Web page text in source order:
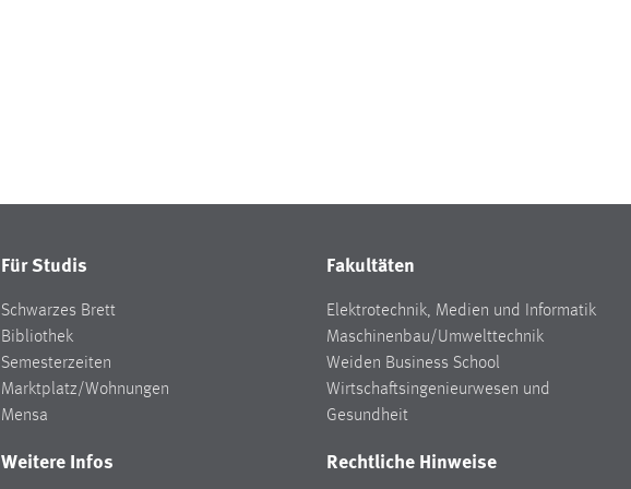
Für Studis
Schwarzes Brett
Bibliothek
Semesterzeiten
Marktplatz/Wohnungen
Mensa
Fakultäten
Elektrotechnik, Medien und Informatik
Maschinenbau/Umwelttechnik
Weiden Business School
Wirtschaftsingenieurwesen und
Gesundheit
Weitere Infos Rechtliche Hinweise